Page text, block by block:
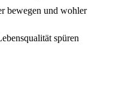
bewegen und wohler
spüren